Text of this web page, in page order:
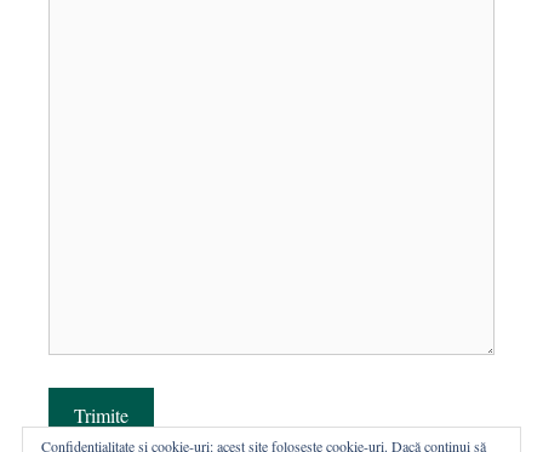
Trimite
Confidențialitate și cookie-uri: acest site folosește cookie-uri. Dacă continui să